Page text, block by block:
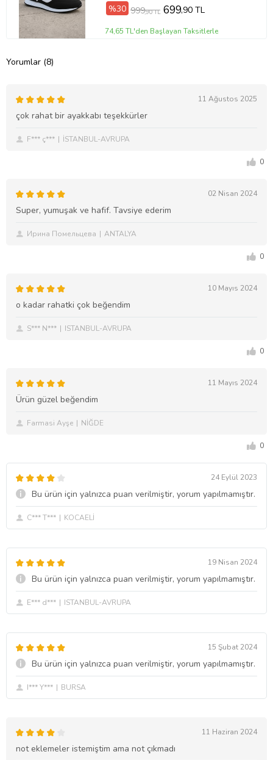
%30 999,90 TL 699,90 TL
74,65 TL'den Başlayan Taksitlerle
Yorumlar (8)
11 Ağustos 2025
çok rahat bir ayakkabı teşekkürler
F*** ç*** İSTANBUL-AVRUPA
0
02 Nisan 2024
Super, yumuşak ve hafif. Tavsiye ederim
Ирина Помельцева ANTALYA
0
10 Mayıs 2024
o kadar rahatki çok beğendim
S*** N*** ISTANBUL-AVRUPA
0
11 Mayıs 2024
Ürün güzel beğendim
Farmasi Ayşe NİĞDE
0
24 Eylül 2023
Bu ürün için yalnızca puan verilmiştir, yorum yapılmamıştır.
C*** T*** KOCAELİ
19 Nisan 2024
Bu ürün için yalnızca puan verilmiştir, yorum yapılmamıştır.
E*** d*** ISTANBUL-AVRUPA
15 Şubat 2024
Bu ürün için yalnızca puan verilmiştir, yorum yapılmamıştır.
I*** Y*** BURSA
11 Haziran 2024
not eklemeler istemiştim ama not çıkmadı